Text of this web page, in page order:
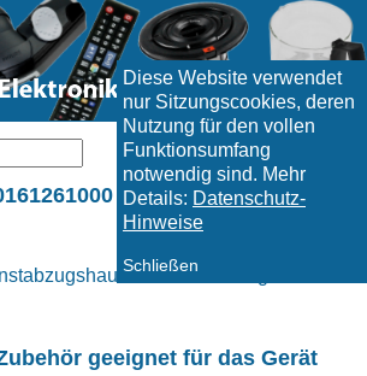
Diese Website verwendet
nur Sitzungscookies, deren
Nutzung für den vollen
Funktionsumfang
notwendig sind. Mehr
Details: Datenschutz-
Hinweise
Schließen
/ JUNO
/ Dunstabzugshaube
geeignet für das Gerät